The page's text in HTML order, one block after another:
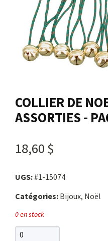
FAQ
Nous joindre
Panier
COLLIER DE
ASSORTIES -
18,60 $
UGS:#1-15074
Catégories: Bijoux, Noël
0 en stock